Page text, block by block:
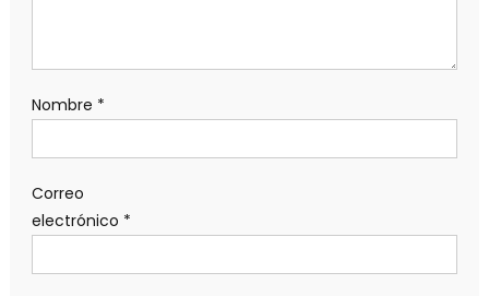
Nombre *
Correo
electrónico *